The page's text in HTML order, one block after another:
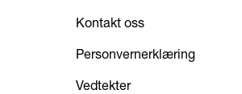
Kontakt oss
Personvernerklæring
Vedtekter